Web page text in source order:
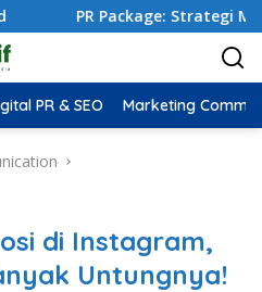
Strategi Mengirim
PR & SEO Marketing
di Instagram,
Untungnya!